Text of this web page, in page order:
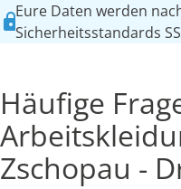
Eure Daten werden
Sicherheitsstandards
Häufige
Zschopau -